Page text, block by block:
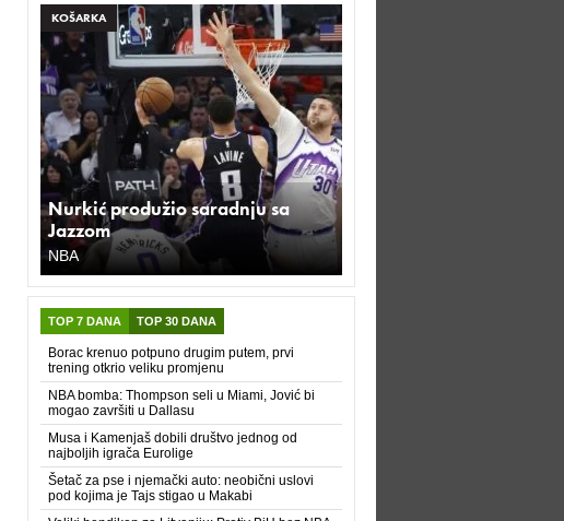
KOŠARKA
Nurkić produžio saradnju sa
Jazzom
NBA
TOP 7 DANA TOP 30 DANA
Borac krenuo potpuno drugim putem, prvi
trening otkrio veliku promjenu
NBA bomba: Thompson seli u Miami, Jović bi
mogao završiti u Dallasu
Musa i Kamenjaš dobili društvo jednog od
najboljih igrača Eurolige
Šetač za pse i njemački auto: neobični uslovi
pod kojima je Tajs stigao u Makabi